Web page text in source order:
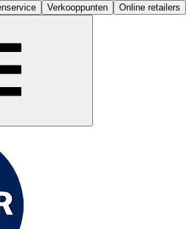
Verkooppunten Online retailers